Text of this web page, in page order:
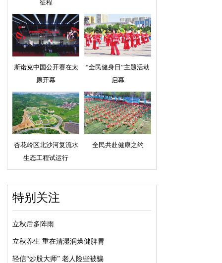
征程
斯诺克中国公开赛在太
原开幕
“全民健身日”主题活动
启幕
杏花岭区北沙河复流水
生态工程试运行
全民共赴健康之约
特别关注
立秋后多阵雨
立秋养生 重在清湿润燥健脾胃
轻信“炒股大师” 老人险些被骗